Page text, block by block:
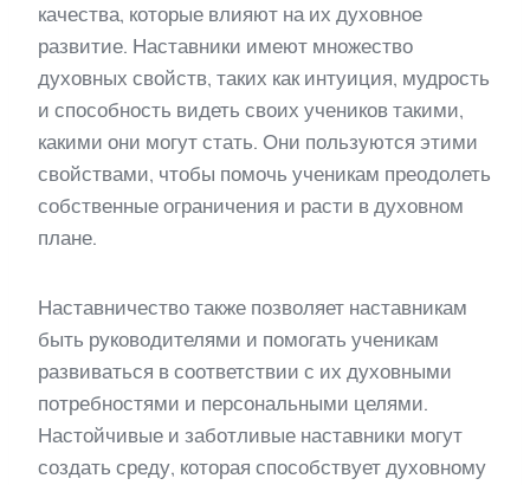
качества, которые влияют на их духовное
развитие. Наставники имеют множество
духовных свойств, таких как интуиция, мудрость
и способность видеть своих учеников такими,
какими они могут стать. Они пользуются этими
свойствами, чтобы помочь ученикам преодолеть
собственные ограничения и расти в духовном
плане.
Наставничество также позволяет наставникам
быть руководителями и помогать ученикам
развиваться в соответствии с их духовными
потребностями и персональными целями.
Настойчивые и заботливые наставники могут
создать среду, которая способствует духовному